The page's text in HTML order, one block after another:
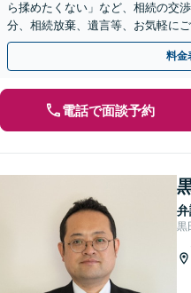
ら揉めたくない」など、相続の交
分、相続放棄、遺言等、お気軽に
可】【柏崎駅4分】【近隣駐車場あ
料金
電話で面談予約
黒